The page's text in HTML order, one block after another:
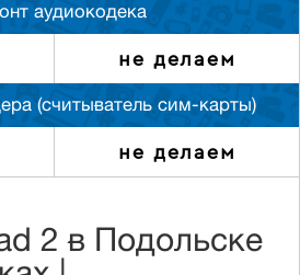
аудиокодека
не делаем
(считыватель сим-карты)
не делаем
2 в Подольске